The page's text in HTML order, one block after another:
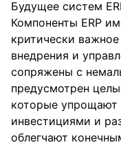
Будущее систем
Компоненты ERP
критически
внедрения и
сопряжены с
предусмотрен
которые упрощают
инвестициями и
облегчают